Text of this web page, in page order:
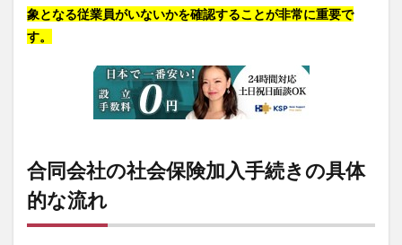
象となる従業員がいないかを確認することが非常に重要で
す。
合同会社の社会保険加入手続きの具体
的な流れ